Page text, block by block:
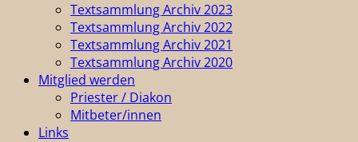
Textsammlung Archiv 2023
Textsammlung Archiv 2022
Textsammlung Archiv 2021
Textsammlung Archiv 2020
Mitglied werden
Priester / Diakon
Mitbeter/innen
Links